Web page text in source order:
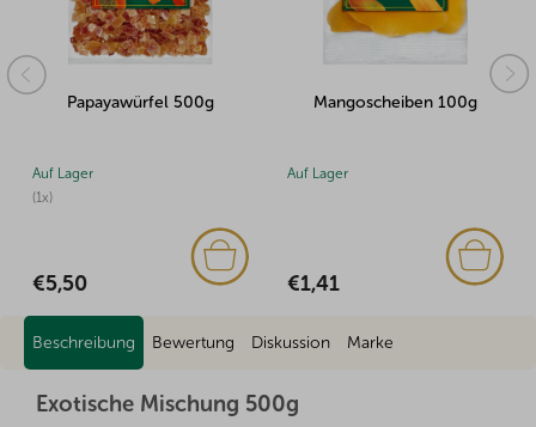
Papayawürfel 500g
(1x)
Auf Lager
€5,50
Mangoscheiben 100g
Auf Lager
€1,41
Beschreibung Bewertung Diskussion Marke
Exotische Mischung 500g